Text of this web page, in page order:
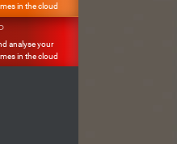
in the cloud
analyse your
in the cloud